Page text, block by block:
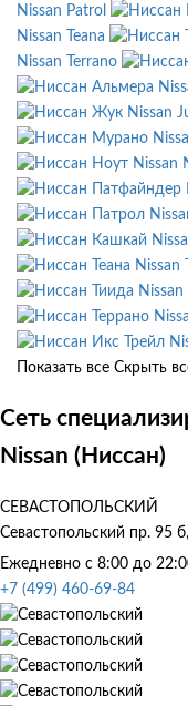
Nissan Patrol
Nissan Teana
Nissan Terrano
Nissan
Nissan
Nissan
Nissan
Показать все Скрыть
Сеть
Nissan (Ниссан)
СЕВАСТОПОЛЬСКИЙ
Севастопольский пр. 95
Ежедневно с 8:00 до
+7 (499) 460-69-84